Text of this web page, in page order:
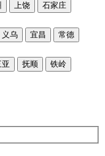
上饶 石家庄
义乌 宜昌 常德
亚 抚顺 铁岭